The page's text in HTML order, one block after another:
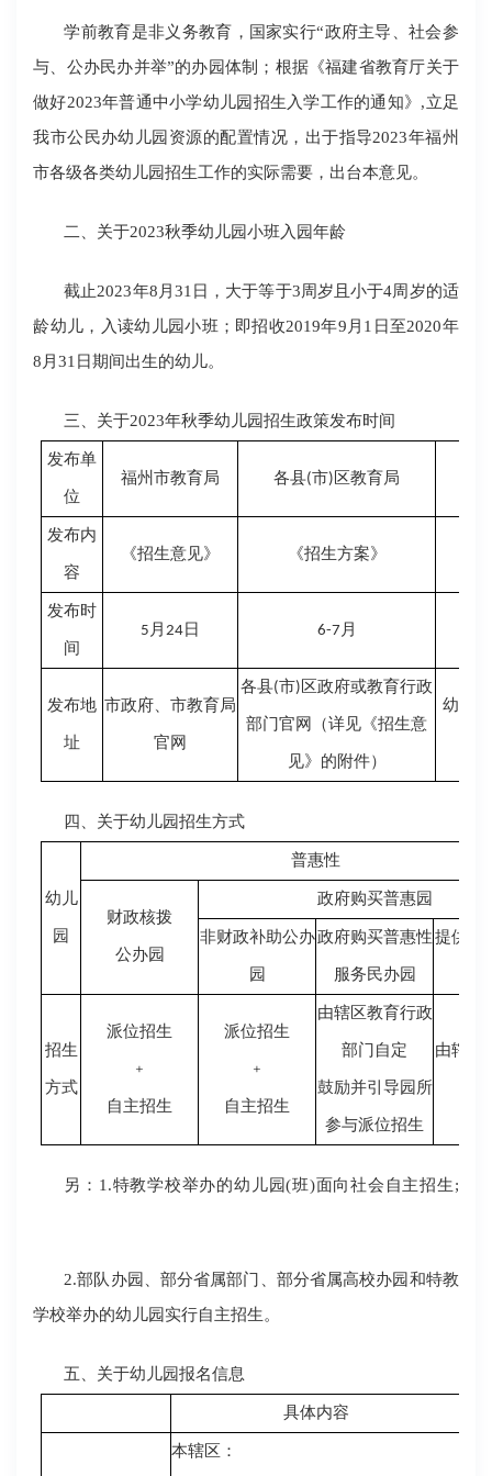
学前教育是非义务教育，国家实行“政府主导、社会参
与、公办民办并举”的办园体制；根据《福建省教育厅关于
做好2023年普通中小学幼儿园招生入学工作的通知》,立足
我市公民办幼儿园资源的配置情况，出于指导2023年福州
市各级各类幼儿园招生工作的实际需要，出台本意见。
二、关于2023秋季幼儿园小班入园年龄
截止2023年8月31日，大于等于3周岁且小于4周岁的适
龄幼儿，入读幼儿园小班；即招收2019年9月1日至2020年
8月31日期间出生的幼儿。
三、关于2023年秋季幼儿园招生政策发布时间
发布单
位
福州市教育局 各县(市)区教育局
发布内
容
《招生意见》 《招生方案》
发布时
间
5 月 24日 6-7 月
发布地
址
市政府、市教育局
官网
各县(市)区政府或教育行政
部门官网（详见《招生意
见》的附件）
幼儿
四、关于幼儿园招生方式
幼儿
园
普惠性
财政核拨
公办园
政府购买普惠园
非财政补助公办
园
政府购买普惠性
服务民办园
提供普
招生
方式
派位招生
﹢
自主招生
派位招生
﹢
自主招生
由辖区教育行政
部门自定
鼓励并引导园所
参与派位招生
由辖区
另： 1.特教学校举办的幼儿园(班)面向社会自主招生;
2.部队办园、部分省属部门、部分省属高校办园和特教
学校举办的幼儿园实行自主招生。
五、关于幼儿园报名信息
具体内容
本辖区：